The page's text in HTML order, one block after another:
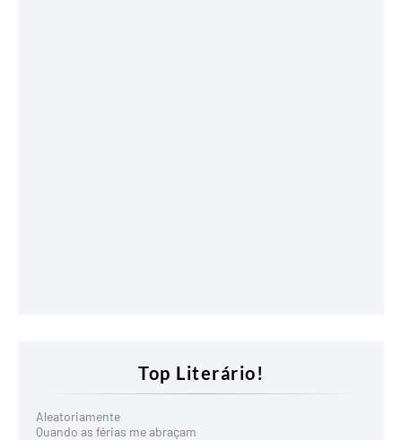
Top Literário!
Aleatoriamente
Quando as férias me abraçam